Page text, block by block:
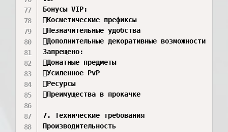
Бонусы VIP:
Косметические префиксы
Незначительные удобства
Дополнительные декоративные возможности
Запрещено:
Донатные предметы
Усиленное PvP
Ресурсы
Преимущества в прокачке
7. Технические требования
Производительность